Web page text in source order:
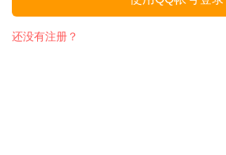
还没有注册？